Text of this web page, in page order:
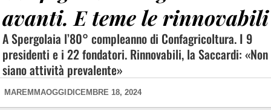
avanti. E teme le rinnovabili
A Spergolaia l’80° compleanno di Confagricoltura. I 9
presidenti e i 22 fondatori. Rinnovabili, la Saccardi: «Non
siano attività prevalente»
MAREMMAOGGI DICEMBRE 18, 2024